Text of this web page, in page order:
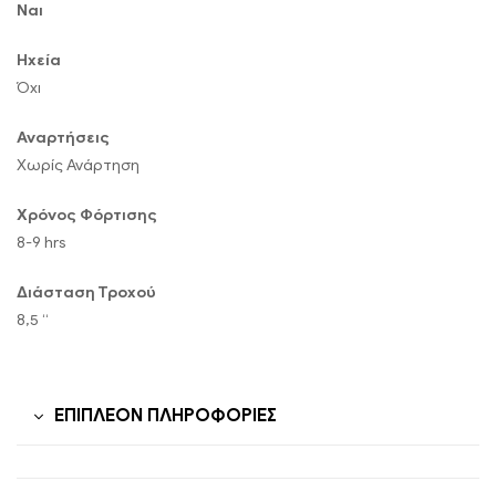
Ναι
Ηχεία
Όχι
Αναρτήσεις
Χωρίς Ανάρτηση
Χρόνος Φόρτισης
8-9 hrs
Διάσταση Τροχού
8,5 “
ΕΠΙΠΛΈΟΝ ΠΛΗΡΟΦΟΡΊΕΣ